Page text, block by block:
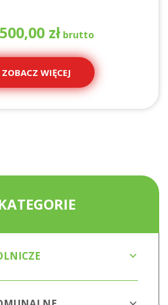
zł
ZOBACZ WIĘCEJ